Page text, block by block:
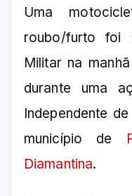
Uma
roubo/furto foi
Militar na
durante uma
Independente
município de
Diamantina.